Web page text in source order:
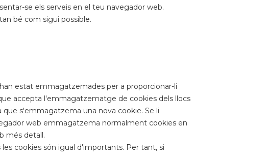
se els serveis en el teu navegador web.
bé com sigui possible.
estat emmagatzemades per a proporcionar-li
accepta l'emmagatzematge de cookies dels llocs
s'emmagatzema una nova cookie. Se li
web emmagatzema normalment cookies en
més detall.
cookies són igual d'importants. Per tant, si